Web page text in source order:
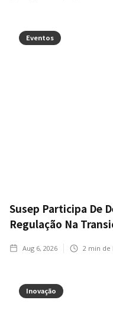
Eventos
Susep Participa De
Regulação Na
Aug 6, 2026 2 min de
Inovação